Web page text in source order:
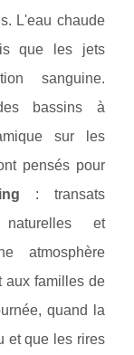
L'eau chaude
que les jets
sanguine.
bassins à
sur les
pensés pour
: transats
naturelles et
atmosphère
aux familles de
quand la
et que les rires